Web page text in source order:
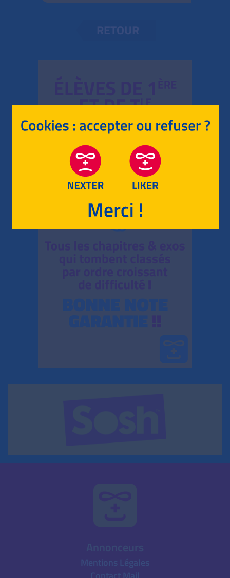
RETOUR
Mentions Légales